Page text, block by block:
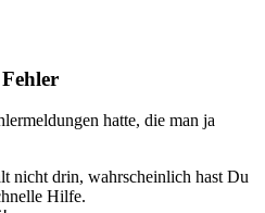
hatte, die man ja
nicht drin, wahrscheinlich hast Du
Hilfe.